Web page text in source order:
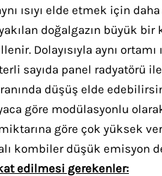
ısıyı elde etmek için
doğalgazın büyük bir
Dolayısıyla aynı ortamı
sayıda panel radyatörü
düşüş elde
göre modülasyonlu
göre çok yüksek
kombiler düşük emisyon
edilmesi gerekenler: